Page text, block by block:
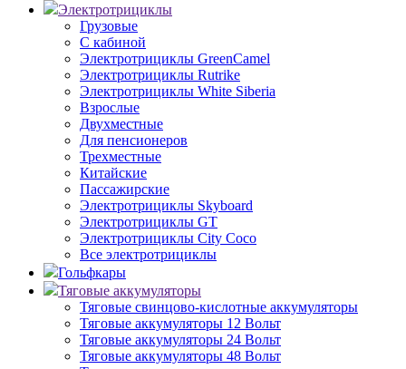
Электротрициклы
Грузовые
С кабиной
Электротрициклы GreenCamel
Электротрициклы Rutrike
Электротрициклы White Siberia
Взрослые
Двухместные
Для пенсионеров
Трехместные
Китайские
Пассажирские
Электротрициклы Skyboard
Электротрициклы GT
Электротрициклы City Coco
Все электротрициклы
Гольфкары
Тяговые аккумуляторы
Тяговые свинцово-кислотные аккумуляторы
Тяговые аккумуляторы 12 Вольт
Тяговые аккумуляторы 24 Вольт
Тяговые аккумуляторы 48 Вольт